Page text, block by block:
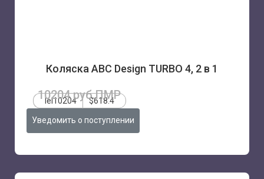
Коляска ABC Design TURBO 4, 2 в 1
10204 руб.ПМР
lei10204 $618.4
Уведомить о поступлении